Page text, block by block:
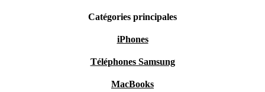
Catégories principales
iPhones
Téléphones Samsung
MacBooks